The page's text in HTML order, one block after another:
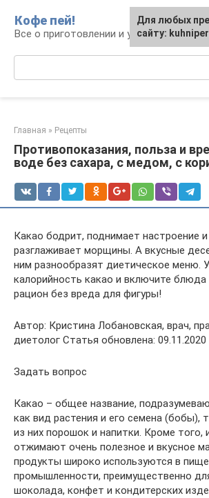
контенту
Кофе пей!
Все о приготовлении и употреблении
Главная » Рецепты
Противопоказания, польза и
воде без сахара, с медом, с
Какао бодрит, поднимает настроение
разглаживает морщины. А вкусные
ним разнообразят диетическое меню.
калорийность какао и включите блюда
рацион без вреда для фигуры!
Автор: Кристина Лобановская, врач,
диетолог Статья обновлена: 09.11.2020
Задать вопрос
Какао – общее название,
как вид растения и его семена (бобы),
из них порошок и напитки. Кроме того,
отжимают очень полезное и вкусное
продукты широко используются в
промышленности, преимущественно
шоколада, конфет и кондитерских
Для любых
сайту: